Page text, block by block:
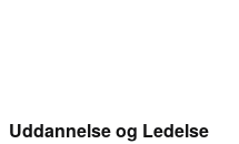
Uddannelse og Ledelse